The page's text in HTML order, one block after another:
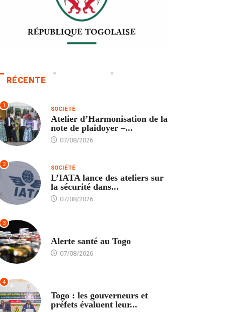
RÉCENTE
1 SOCIÉTÉ
Atelier d’Harmonisation de la
note de plaidoyer –...
07/08/2026
2 SOCIÉTÉ
L’IATA lance des ateliers sur
la sécurité dans...
07/08/2026
3
Alerte santé au Togo
07/08/2026
4
Togo : les gouverneurs et
préfets évaluent leur...